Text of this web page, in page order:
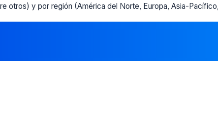
otros) y por región (América del Norte, Europa, Asia-